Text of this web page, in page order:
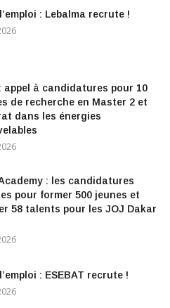
: Lebalma recrute !
appel à candidatures pour 10
de recherche en Master 2 et
dans les énergies
: les candidatures
pour former 500 jeunes et
58 talents pour les JOJ Dakar
: ESEBAT recrute !